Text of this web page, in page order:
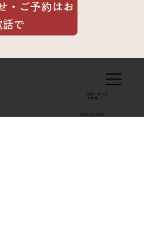
・ご予約はお
話で
0238-24-4525
お問い合わせ
​ご予約